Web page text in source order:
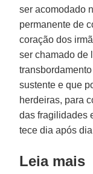
ser acomodado
permanente de
coração dos
ser chamado de
sustente e que
herdeiras, para
das fragilidades
tece dia após
Leia mais